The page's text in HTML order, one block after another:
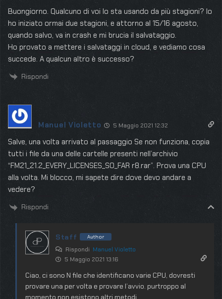
Buongiorno. Qualcuno di voi lo sta usando da più stagioni? Io
ho iniziato ormai due stagioni, e attorno al 15/16 agosto,
quando salvo, va in crash e mi brucia il salvataggio.
Ho provato a mettere i salvataggi in cloud, e vediamo cosa
succede. A qualcun altro è successo?
Rispondi
Manuel Violetto 5 Maggio 2021 12:32
Salve, una volta arrivato al passaggio Se non funziona, copia
tutti i file da una delle cartelle presenti nell’archivio
“FM21_21.2_EVERY_LICENSES_SO_FAR r8.rar”. Prova una CPU
alla volta. Mi blocco, mi sapete dire dove devo andare a
vedere?
Rispondi
Staff Author
Rispondi Manuel Violetto
5 Maggio 2021 13:16
Ciao, ci sono N file che identificano varie CPU, dovresti
provare una per volta e provare l’avvio. purtroppo al
momento non esistono altri metodi